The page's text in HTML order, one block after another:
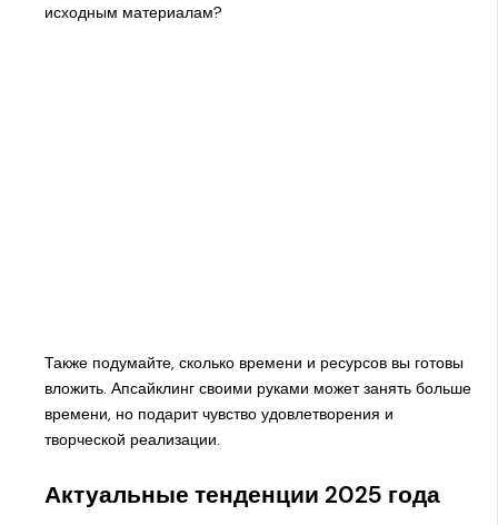
исходным материалам?
Также подумайте, сколько времени и ресурсов вы готовы
вложить. Апсайклинг своими руками может занять больше
времени, но подарит чувство удовлетворения и
творческой реализации.
Актуальные тенденции 2025 года